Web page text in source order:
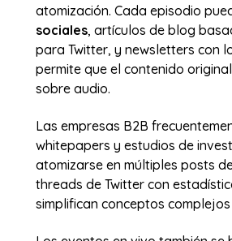
atomización. Cada episodio
sociales, artículos de blog
para Twitter, y newsletters con
permite que el contenido
sobre audio.
Las empresas B2B
whitepapers y estudios de
atomizarse en múltiples posts
threads de Twitter con
simplifican conceptos